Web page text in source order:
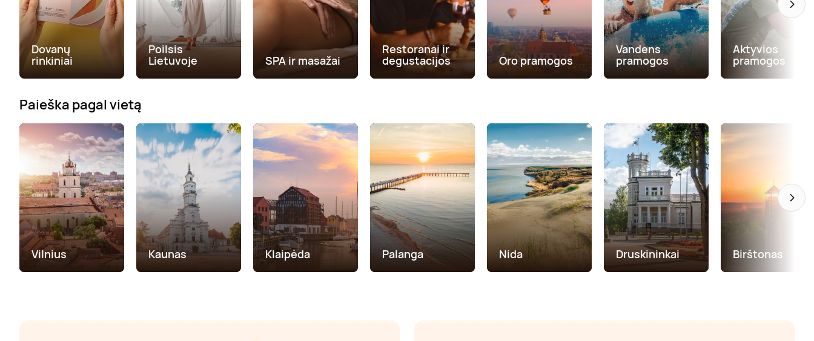
Dovanų
rinkiniai
Poilsis
Lietuvoje SPA ir masažai
Restoranai ir
degustacijos Oro pramogos
Vandens
pramogos
Aktyvios
pramogos
Paieška pagal vietą
Vilnius Kaunas Klaipėda Palanga Nida Druskininkai Birštonas